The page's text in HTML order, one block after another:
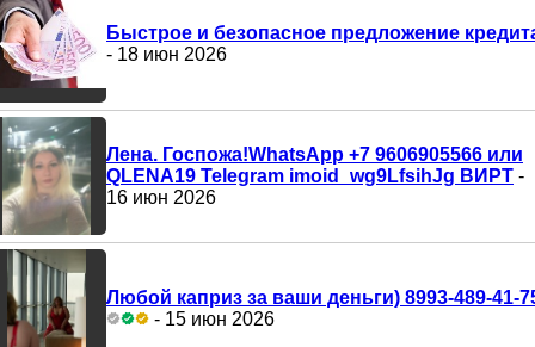
Быстрое и безопасное предложение
- 18 июн 2026
Лена. Госпожа!WhatsApp +7 9606905566 или
QLENA19 Telegram imoid_wg9LfsihJg ВИРТ -
16 июн 2026
Любой каприз за ваши деньги) 8993-489-41-
- 15 июн 2026